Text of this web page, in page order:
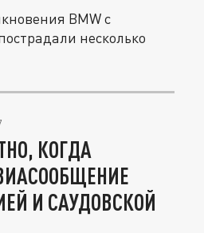
BMW с
несколько
КОГДА
И САУДОВСКОЙ